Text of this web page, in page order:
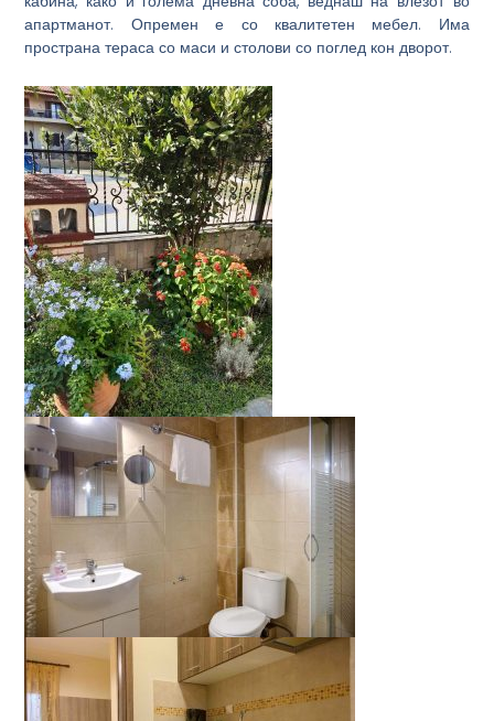
апартманот. Опремен е со квалитетен мебел. Има
пространа тераса со маси и столови со поглед кон дворот.